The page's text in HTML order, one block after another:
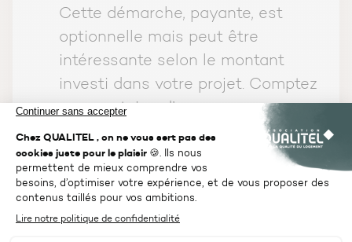
Cette démarche, payante, est
optionnelle mais peut être
intéressante selon le montant
investi dans votre projet. Comptez
une centaine d’euros sur
Infogreffe
Les informations récoltées vont
vous permettre de vous assurer